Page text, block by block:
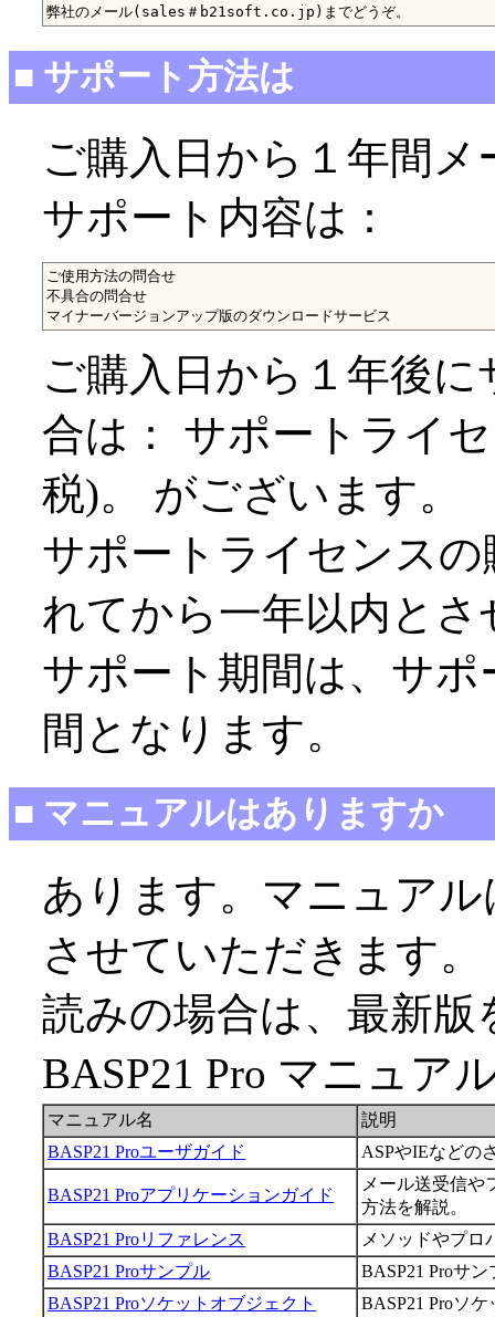
■ サポート方法は
ご購入日から１年間
サポート内容は：
ご使用方法の問合せ
不具合の問合せ
ご購入日から１年後
合は： サポートライ
税)。 がございます。
サポートライセンス
れてから一年以内と
サポート期間は、サ
間となります。
■ マニュアルはありますか
あります。マニュア
させていただきます
読みの場合は、最新
BASP21 Pro マニュア
マニュアル名
説明
BASP21 Proユーザガイド
ASPやIEなどの
BASP21 Proアプリケーションガイド
メール送受信や
方法を解説。
BASP21 Proリファレンス
メソッドやプロ
BASP21 Proサンプル
BASP21 Proサン
BASP21 Proソケットオブジェクト
BASP21 Proソ